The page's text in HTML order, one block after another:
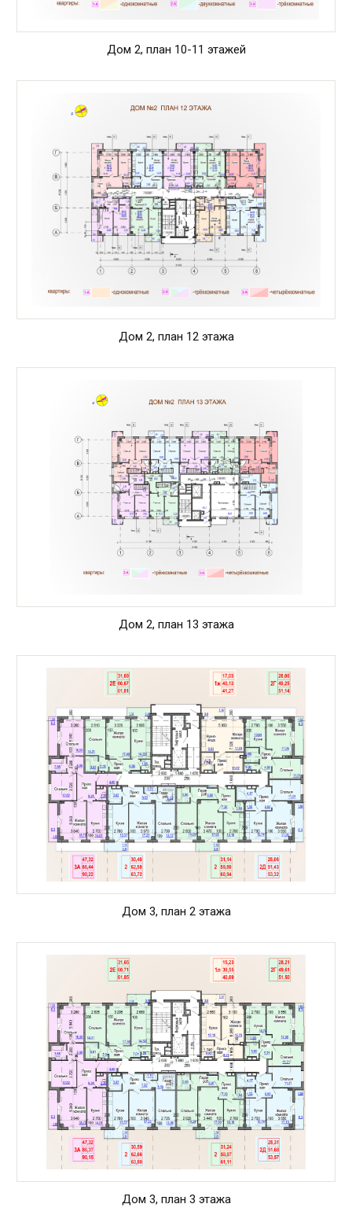
Дом 2, план 10-11 этажей
Дом 2, план 12 этажа
Дом 2, план 13 этажа
Дом 3, план 2 этажа
Дом 3, план 3 этажа